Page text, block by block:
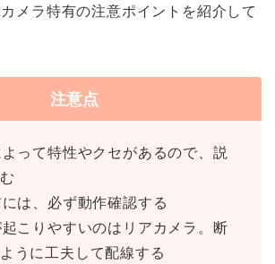
メラ特有の注意ポイント を紹介して
注意点
って特性やクセがあるので、説
は、必ず動作確認する
こりやすいのはリアカメラ。断
うに工夫して配線する